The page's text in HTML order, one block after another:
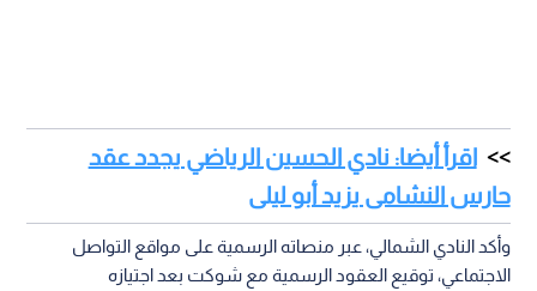
اقرأ أيضا: نادي الحسين الرياضي يجدد عقد
حارس النشامى يزيد أبو ليلى
وأكد النادي الشمالي، عبر منصاته الرسمية على مواقع التواصل
الاجتماعي، توقيع العقود الرسمية مع شوكت بعد اجتيازه